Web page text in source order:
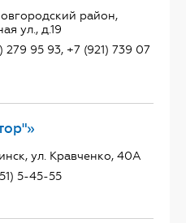
район,
ул., д.19
279 95 93, +7 (921) 739 07
ул. Кравченко, 40А
5-45-55